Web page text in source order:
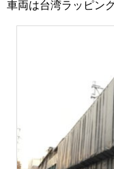
車両は台湾ラッピング